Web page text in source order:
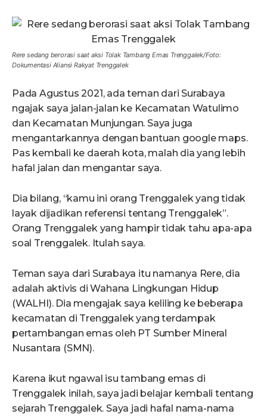
Rere sedang berorasi saat aksi Tolak Tambang Emas Trenggalek/Foto:
Dokumentasi Aliansi Rakyat Trenggalek
Pada Agustus 2021, ada teman dari Surabaya
ngajak saya jalan-jalan ke Kecamatan Watulimo
dan Kecamatan Munjungan. Saya juga
mengantarkannya dengan bantuan google maps.
Pas kembali ke daerah kota, malah dia yang lebih
hafal jalan dan mengantar saya.
Dia bilang, “kamu ini orang Trenggalek yang tidak
layak dijadikan referensi tentang Trenggalek”.
Orang Trenggalek yang hampir tidak tahu apa-apa
soal Trenggalek. Itulah saya.
Teman saya dari Surabaya itu namanya Rere, dia
adalah aktivis di Wahana Lingkungan Hidup
(WALHI). Dia mengajak saya keliling ke beberapa
kecamatan di Trenggalek yang terdampak
pertambangan emas oleh PT Sumber Mineral
Nusantara (SMN).
Karena ikut ngawal isu tambang emas di
Trenggalek inilah, saya jadi belajar kembali tentang
sejarah Trenggalek. Saya jadi hafal nama-nama